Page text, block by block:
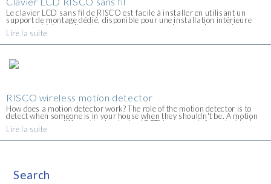
Le clavier LCD sans fil de RISCO est facile à installer en utilisant un
support de montage dédié, disponible pour une installation intérieure
comme extérieure. Il est conçu pour correspondre avec des systèmes
d'émetteur et récepteur. L'emplacement [...]
Lire la suite
RISCO wireless motion detector
How does a motion detector work? The role of the motion detector is to
detect when someone is in your house when they shouldn't be. A motion
sensor can use different technologies (CCTV camera, infrared ...) [...]
Lire la suite
Search